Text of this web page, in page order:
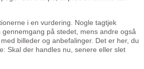
i en vurdering. Nogle tagtjek
på stedet, mens andre også
billeder og anbefalinger. Det er her, du
Skal der handles nu, senere eller slet